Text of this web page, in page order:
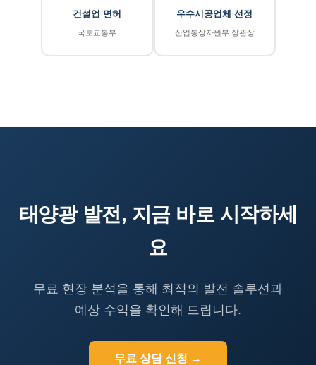
건설업 면허
국토교통부
우수시공업체 선정
산업통상자원부 장관상
태양광 발전, 지금 바로 시작하세
요
무료 현장 분석을 통해 최적의 발전 솔루션과
예상 수익을 확인해 드립니다.
무료 상담 신청 →